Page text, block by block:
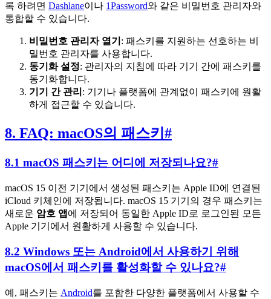
록 하려면 Dashlane이나 1Password와 같은 비밀번호 관리자와
통합할 수 있습니다.
비밀번호 관리자 열기 : 패스키를 지원하는 선호하는 비
밀번호 관리자를 사용합니다.
동기화 설정: 관리자의 지침에 따라 기기 간에 패스키를
동기화합니다.
기기 간 관리 : 기기나 플랫폼에 관계없이 패스키에 원활
하게 접근할 수 있습니다.
8. FAQ: macOS의 패스키 #
8.1 macOS 패스키는 어디에 저장되나요?#
macOS 15 이전 기기에서 생성된 패스키는 Apple ID에 연결된
iCloud 키체인에 저장됩니다. macOS 15 기기의 경우 패스키는
새로운 암호 앱 에 저장되어 동일한 Apple ID로 로그인된 모든
Apple 기기에서 원활하게 사용할 수 있습니다.
8.2 Windows 또는 Android에서 사용하기 위해
macOS에서 패스키를 활성화할 수 있나요?#
예, 패스키는 Android를 포함한 다양한 플랫폼에서 사용할 수